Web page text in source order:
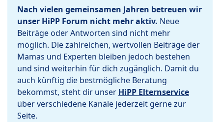
Nach vielen gemeinsamen Jahren betreuen wir
unser HiPP Forum nicht mehr aktiv. Neue
Beiträge oder Antworten sind nicht mehr
möglich. Die zahlreichen, wertvollen Beiträge der
Mamas und Experten bleiben jedoch bestehen
und sind weiterhin für dich zugänglich. Damit du
auch künftig die bestmögliche Beratung
bekommst, steht dir unser HiPP Elternservice
über verschiedene Kanäle jederzeit gerne zur
Seite.